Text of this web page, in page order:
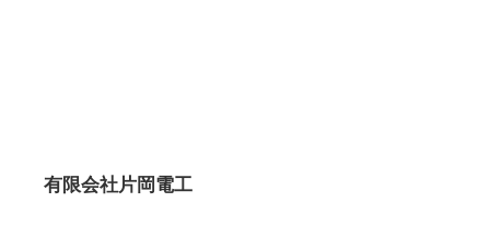
有限会社片岡電工